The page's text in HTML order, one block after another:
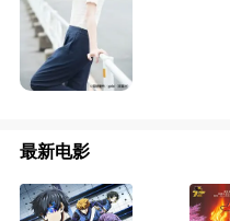
最新电影